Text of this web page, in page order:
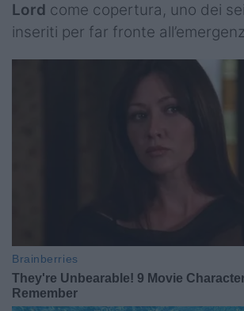
Lord come copertura, uno dei
inseriti per far fronte